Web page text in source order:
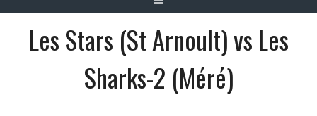
Les Stars (St Arnoult) vs Les
Sharks-2 (Méré)